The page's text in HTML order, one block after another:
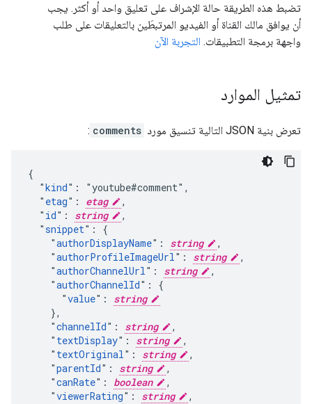
تضبط هذه الطريقة حالة الإشراف على تعليق واحد أو أكثر. يجب
أن يوافق مالك القناة أو الفيديو المرتبطَين بالتعليقات على طلب
واجهة برمجة التطبيقات. التجربة الآن
تمثيل الموارد
تعرض بنية JSON التالية تنسيق مورد comments
:
{
  "
kind": "youtube#comment",
  "
etag": etag
,
  "
id": string
,
  "
snippet": {
    "
authorDisplayName": string
,
    "
authorProfileImageUrl": string
,
    "
authorChannelUrl": string
,
    "
authorChannelId": {
      "
value": string
    },
    "
channelId": string
,
    "
textDisplay": string
,
    "
textOriginal": string
,
    "
parentId": string
,
    "
canRate": boolean
,
    "
viewerRating": string
,